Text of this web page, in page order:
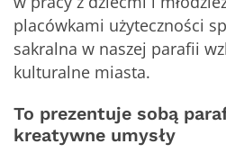
placówkami użyteczności
sakralna w naszej parafii
kulturalne miasta.
To prezentuje sobą
kreatywne umysły